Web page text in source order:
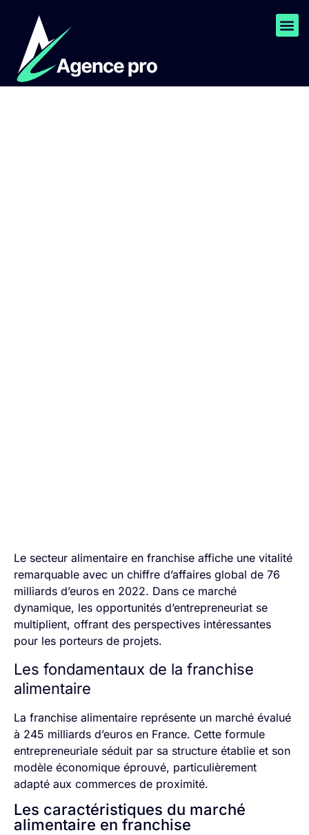
Le secteur alimentaire en franchise affiche une vitalité
remarquable avec un chiffre d’affaires global de 76
milliards d’euros en 2022. Dans ce marché
dynamique, les opportunités d’entrepreneuriat se
multiplient, offrant des perspectives intéressantes
pour les porteurs de projets.
Les fondamentaux de la franchise
alimentaire
La franchise alimentaire représente un marché évalué
à 245 milliards d’euros en France. Cette formule
entrepreneuriale séduit par sa structure établie et son
modèle économique éprouvé, particulièrement
adapté aux commerces de proximité.
Les caractéristiques du marché
alimentaire en franchise